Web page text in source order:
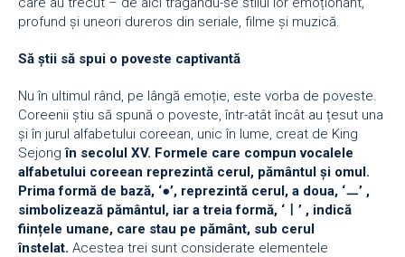
profund și uneori dureros din seriale, filme și muzică.
Să știi să spui o poveste captivantă
Nu în ultimul rând, pe lângă emoție, este vorba de poveste.
Coreenii știu să spună o poveste, într-atât încât au țesut una
și în jurul alfabetului coreean, unic în lume, creat de King
Sejongîn secolul XV. Formele care compun vocalele
alfabetului coreean reprezintă cerul, pământul și omul.
Prima formă de bază, ‘●’, reprezintă cerul, a doua, ‘ㅡ’ ,
simbolizează pământul, iar a treia formă, ‘ ㅣ’ , indică
ființele umane, care stau pe pământ, sub cerul
înstelat. Acestea trei sunt considerate elementele